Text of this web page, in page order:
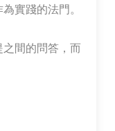
實踐的法門。
間的問答，而